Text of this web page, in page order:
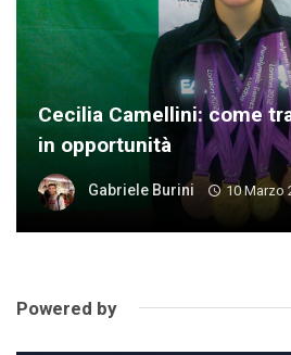
Cecilia Camellini: come
in opportunità
Gabriele Burini 10 Marzo
Powered by